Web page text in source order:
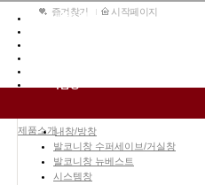
즐겨찾기 시작페이지
제품소개
제품소개내창/방창
발코니창 수퍼세이브/거실창
발코니창 뉴베스트
시스템창